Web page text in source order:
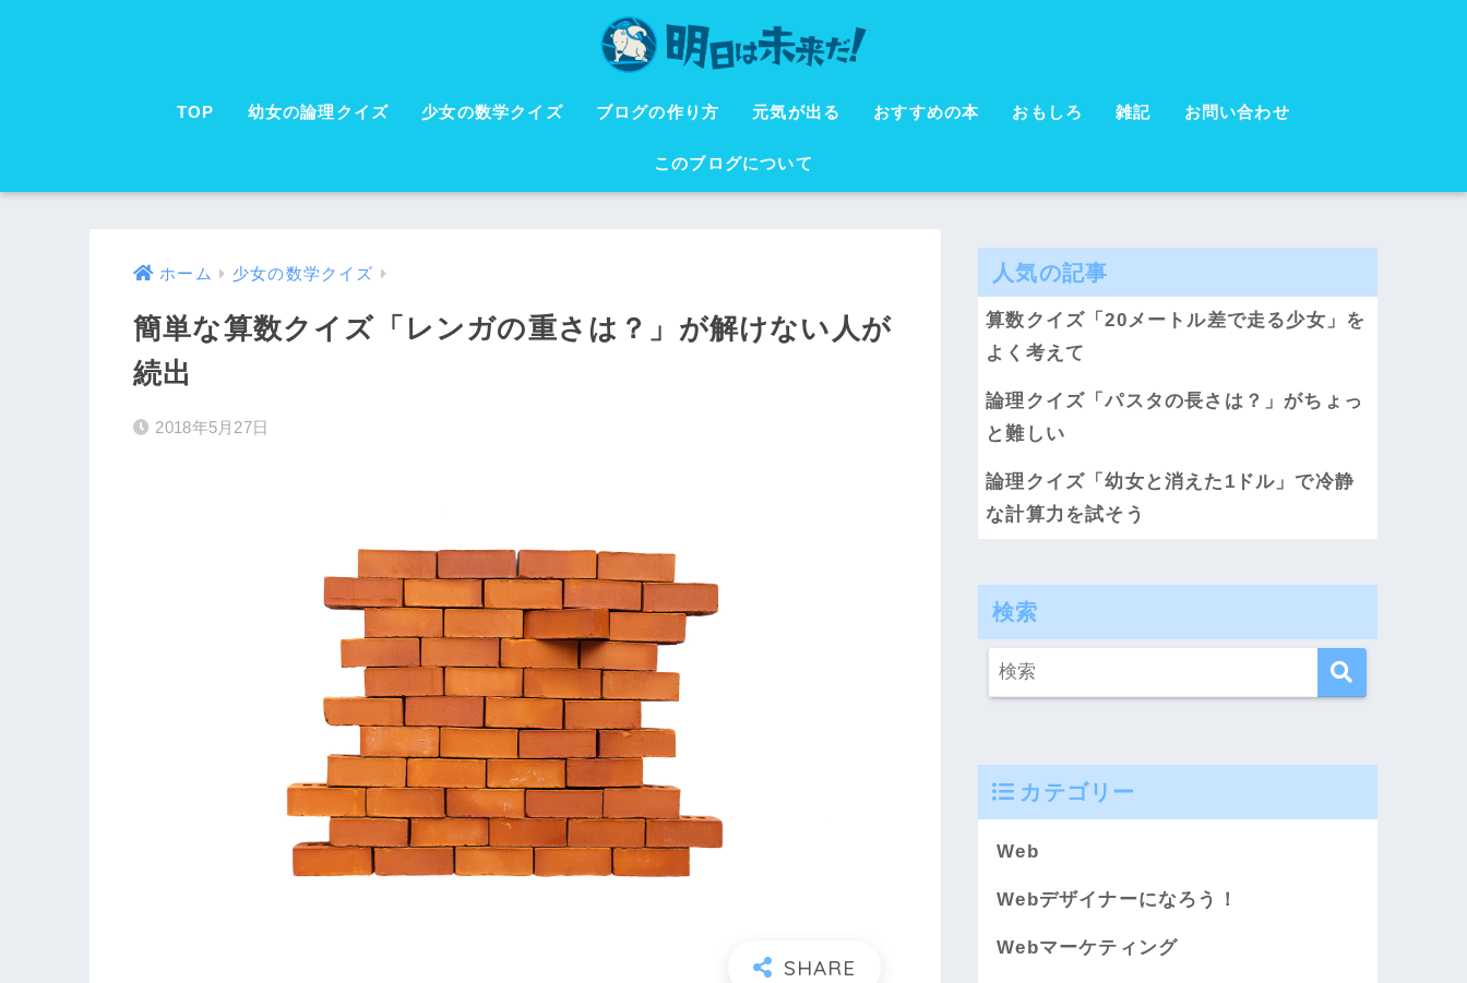
TOP 幼女の論理クイズ 少女の数学クイズ ブログの作り方 元気が出る おすすめの本 おもしろ 雑記 お問い合わせ
このブログについて
ホーム 少女の数学クイズ
簡単な算数クイズ「レンガの重さは？」が解けない人が
続出
2018年5月27日
人気の記事
算数クイズ「20メートル差で走る少女」を
よく考えて
論理クイズ「パスタの長さは？」がちょっ
と難しい
論理クイズ「幼女と消えた1ドル」で冷静
な計算力を試そう
検索
カテゴリー
Web
Webデザイナーになろう！
Webマーケティング